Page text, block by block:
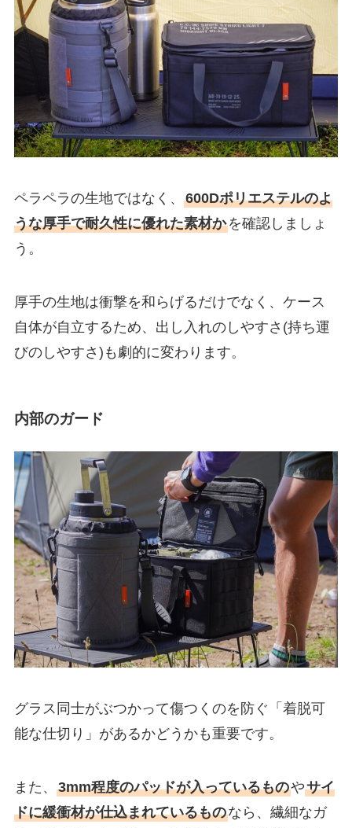
ペラペラの生地ではなく、 600Dポリエステルのよ
うな厚手で耐久性に優れた素材かを確認しましょ
う。
厚手の生地は衝撃を和らげるだけでなく、ケース
自体が自立するため、出し入れのしやすさ(持ち運
びのしやすさ)も劇的に変わります。
内部のガード
グラス同士がぶつかって傷つくのを防ぐ「着脱可
能な仕切り」があるかどうかも重要です。
また、 3mm程度のパッドが入っているものやサイ
ドに緩衝材が仕込まれているものなら、繊細なガ